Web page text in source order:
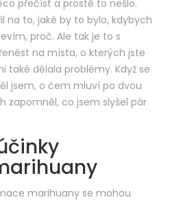
přečíst a prostě to nešlo.
na to, jaké by to bylo, kdybych
proč. Ale tak je to s
na místa, o kterých jste
také dělala problémy. Když se
jsem, o čem mluví po dvou
zapomněl, co jsem slyšel pár
marihuany se mohou